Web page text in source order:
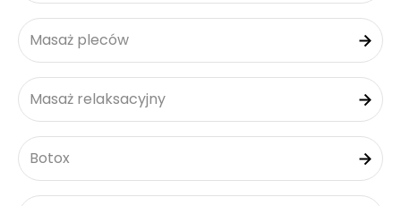
Masaż pleców
Masaż relaksacyjny
Botox